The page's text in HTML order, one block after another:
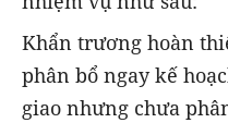
Khẩn trương hoàn
phân bổ ngay kế
giao nhưng chưa